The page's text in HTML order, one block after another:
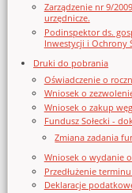
Zarządzenie nr 9/
urzędnicze.
Podinspektor ds.
Inwestycji i Ochrony
Druki do pobrania
Oświadczenie o
Wniosek o
Wniosek o zakup
Fundusz Sołecki -
Zmiana zadania
Wniosek o wydanie
Przedłużenie
Deklaracje